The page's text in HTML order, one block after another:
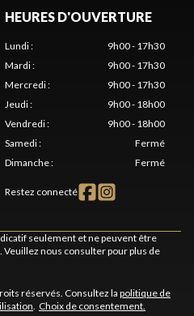
HEURES D'OUVERTURE
Lundi:
9h00 - 17h30
Mardi:
9h00 - 17h30
Mercredi:
9h00 - 17h30
Jeudi:
9h00 - 18h00
Vendredi:
9h00 - 18h00
Samedi:
Fermé
Dimanche: Fermé
Restez connecté
seulement et ne peuvent être
nous consulter pour plus de
réservés. Consultez la politique de
. Choix de consentement.